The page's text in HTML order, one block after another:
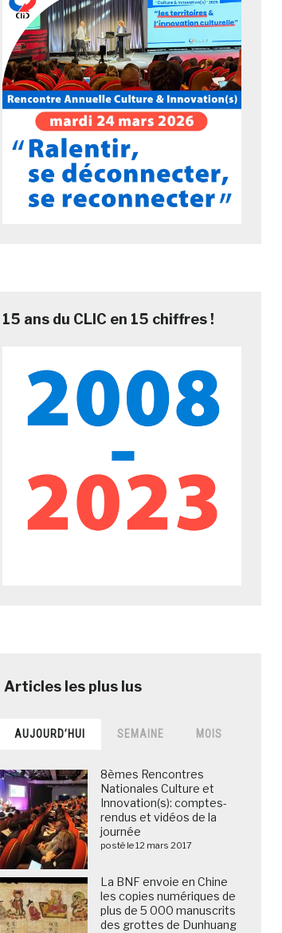
15 ans du CLIC en 15 chiffres !
AUJOURD’HUI SEMAINE MOIS
8èmes Rencontres
Nationales Culture et
Innovation(s): comptes-
rendus et vidéos de la
journée
posté le 12 mars 2017
La BNF envoie en Chine
les copies numériques de
plus de 5 000 manuscrits
des grottes de Dunhuang